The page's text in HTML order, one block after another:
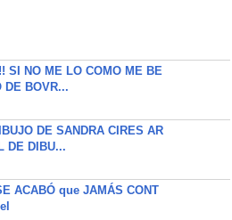
SI NO ME LO COMO ME BE
DE BOVR...
DE SANDRA CIRES AR
DE DIBU...
ACABÓ que JAMÁS CONT